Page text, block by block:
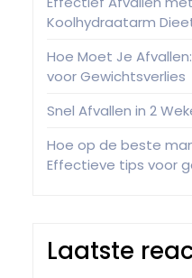
Koolhydraatarm
Hoe Moet Je
voor Gewichtsverlies
Snel Afvallen in 2
Hoe op de beste
Effectieve tips voor
Laatste